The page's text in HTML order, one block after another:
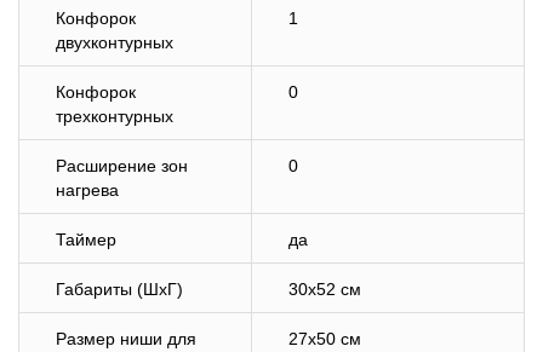
Конфорок
двухконтурных
1
Конфорок
трехконтурных
0
Расширение зон
нагрева
0
Таймер да
Габариты (ШхГ) 30х52 см
Размер ниши для 27х50 см